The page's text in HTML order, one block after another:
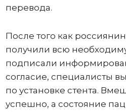
перевода.
После того как россиянин
получили всю
подписали
согласие, специалисты
по установке стента.
успешно, а состояние